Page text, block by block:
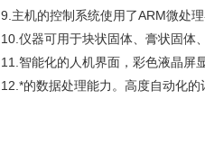
9.主机的控制系统使用了ARM微处
10.仪器可用于块状固体、膏状固体
11.智能化的人机界面，彩色液晶屏
12.*的数据处理能力。高度自动化